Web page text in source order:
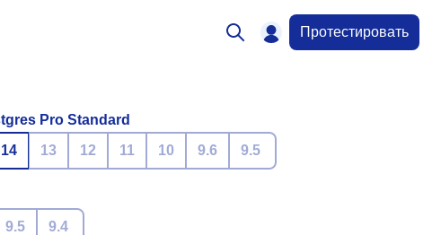
Протестировать
Pro Standard
14 13 12 11 10 9.6 9.5
9.5 9.4